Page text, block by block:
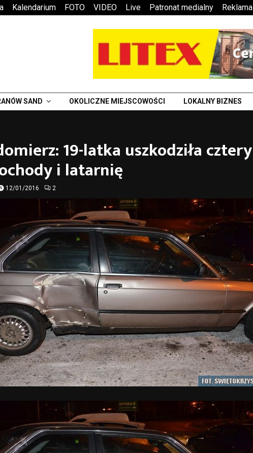
Kalendarium FOTO VIDEO Live Patronat medialny Reklama
SAND OKOLICZNE MIEJSCOWOŚCI LOKALNY BIZNES
19-latka uszkodziła cztery
i latarnię
12/01/2016 2